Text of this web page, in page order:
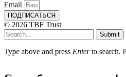
Email
ПОДПИСАТЬСЯ
© 2026 TBF Trust
Submit
Type above and press Enterto search.